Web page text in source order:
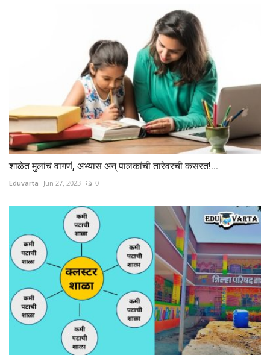
शाळेत मुलांचं वागणंं, अभ्यास अन् पालकांची तारेवरची कसरत!...
Eduvarta Jun 27, 2023 0